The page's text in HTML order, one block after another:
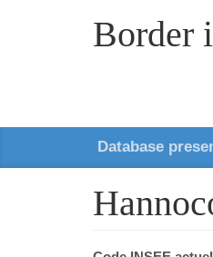
Border
Database